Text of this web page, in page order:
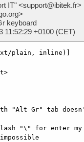
IT" <support@ibitek.fr>
keyboard
11:52:29 +0100 (CET)
plain, inline)]
"Alt Gr" tab
"\" for enter my